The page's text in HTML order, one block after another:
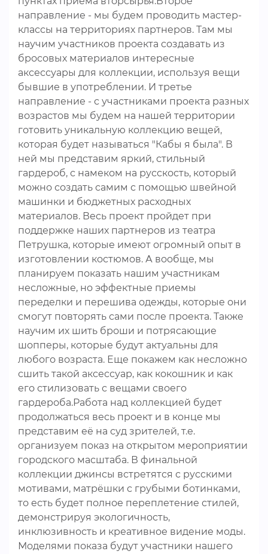
направление - мы будем проводить мастер-
классы на территориях партнеров. Там мы
научим участников проекта создавать из
бросовых материалов интересные
аксессуары для коллекции, используя вещи
бывшие в употреблении. И третье
направление - с участниками проекта разных
возрастов мы будем на нашей территории
готовить уникальную коллекцию вещей,
которая будет называться "Кабы я была". В
ней мы представим яркий, стильный
гардероб, с намеком на русскость, который
можно создать самим с помощью швейной
машинки и бюджетных расходных
материалов. Весь проект пройдет при
поддержке наших партнеров из театра
Петрушка, которые имеют огромный опыт в
изготовлении костюмов. А вообще, мы
планируем показать нашим участникам
несложные, но эффектные приемы
переделки и перешива одежды, которые они
смогут повторять сами после проекта. Также
научим их шить броши и потрясающие
шопперы, которые будут актуальны для
любого возраста. Еще покажем как несложно
сшить такой аксессуар, как кокошник и как
его стилизовать с вещами своего
гардероба.Работа над коллекцией будет
продолжаться весь проект и в конце мы
представим её на суд зрителей, т.е.
организуем показ на открытом мероприятии
городского масштаба. В финальной
коллекции джинсы встретятся с русскими
мотивами, матрёшки с грубыми ботинками,
то есть будет полное переплетение стилей,
демонстрируя экологичность,
инклюзивность и креативное видение моды.
Моделями показа будут участники нашего